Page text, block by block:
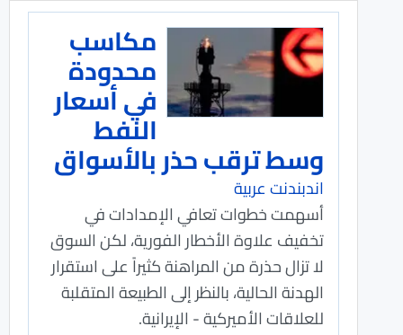
مكاسب
محدودة
في أسعار
النفط
وسط ترقب حذر بالأسواق
اندبندنت عربية
أسهمت خطوات تعافي الإمدادات في
تخفيف علاوة الأخطار الفورية، لكن السوق
لا تزال حذرة من المراهنة كثيراً على استقرار
الهدنة الحالية، بالنظر إلى الطبيعة المتقلبة
للعلاقات الأميركية - الإيرانية.